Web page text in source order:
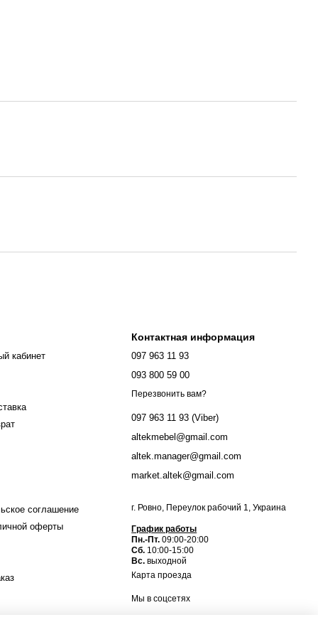
кабинет
соглашение
оферты
Контактная информация
097 963 11 93
093 800 59 00
Перезвонить вам?
097 963 11 93 (Viber)
altekmebel@gmail.com
altek.manager@gmail.com
market.altek@gmail.com
г. Ровно, Переулок рабочий 1, Украина
График работы
Пн.-Пт. 09:00-20:00
Сб. 10:00-15:00
Вс. выходной
Карта проезда
Мы в соцсетях